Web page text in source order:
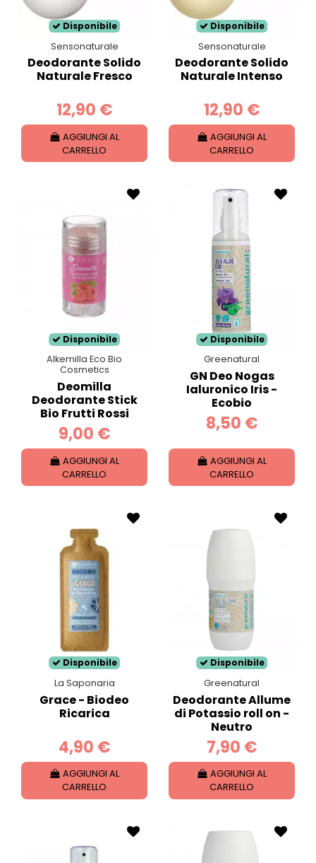
Disponibile
Sensonaturale
Deodorante Solido
Naturale Fresco
12,90 €
AGGIUNGI AL
CARRELLO
Disponibile
Sensonaturale
Deodorante Solido
Naturale Intenso
12,90 €
AGGIUNGI AL
CARRELLO
Disponibile
Alkemilla Eco Bio
Cosmetics
Deomilla
Deodorante Stick
Bio Frutti Rossi
9,00 €
AGGIUNGI AL
CARRELLO
Disponibile
Greenatural
GN Deo Nogas
Ialuronico Iris -
Ecobio
8,50 €
AGGIUNGI AL
CARRELLO
Disponibile
La Saponaria
Grace - Biodeo
Ricarica
4,90 €
AGGIUNGI AL
CARRELLO
Disponibile
Greenatural
Deodorante Allume
di Potassio roll on -
Neutro
7,90 €
AGGIUNGI AL
CARRELLO